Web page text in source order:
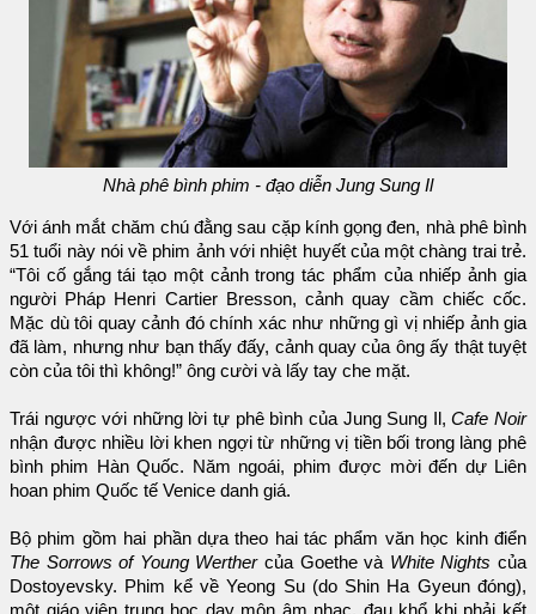
Nhà phê bình phim - đạo diễn Jung Sung Il
Với ánh mắt chăm chú đằng sau cặp kính gọng đen, nhà phê bình
51 tuổi này nói về phim ảnh với nhiệt huyết của một chàng trai trẻ.
“Tôi cố gắng tái tạo một cảnh trong tác phẩm của nhiếp ảnh gia
người Pháp Henri Cartier Bresson, cảnh quay cầm chiếc cốc.
Mặc dù tôi quay cảnh đó chính xác như những gì vị nhiếp ảnh gia
đã làm, nhưng như bạn thấy đấy, cảnh quay của ông ấy thật tuyệt
còn của tôi thì không!” ông cười và lấy tay che mặt.
Trái ngược với những lời tự phê bình của Jung Sung Il,Cafe Noir
nhận được nhiều lời khen ngợi từ những vị tiền bối trong làng phê
bình phim Hàn Quốc. Năm ngoái, phim được mời đến dự Liên
hoan phim Quốc tế Venice danh giá.
Bộ phim gồm hai phần dựa theo hai tác phẩm văn học kinh điển
The Sorrows of Young Werther của Goethe và White Nights của
Dostoyevsky. Phim kể về Yeong Su (do Shin Ha Gyeun đóng),